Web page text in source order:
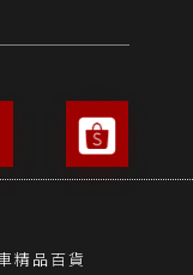
精品百貨